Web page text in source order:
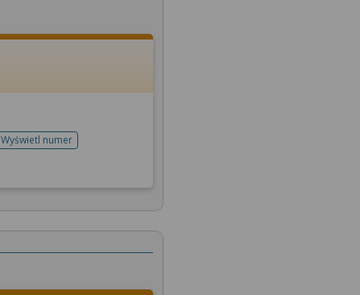
Wyświetl numertelefonu do rejestracji